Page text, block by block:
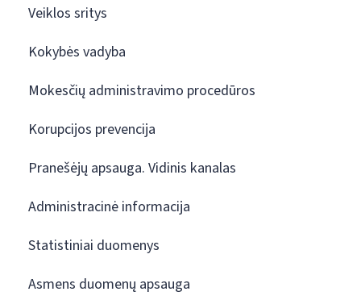
Veiklos sritys
Kokybės vadyba
Mokesčių administravimo procedūros
Korupcijos prevencija
Pranešėjų apsauga. Vidinis kanalas
Administracinė informacija
Statistiniai duomenys
Asmens duomenų apsauga